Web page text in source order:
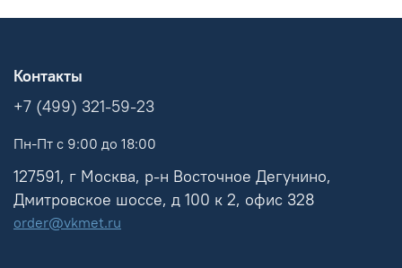
Контакты
+7 (499) 321-59-23
Пн-Пт с 9:00 до 18:00
127591, г Москва, р-н Восточное Дегунино,
Дмитровское шоссе, д 100 к 2, офис 328
order@vkmet.ru